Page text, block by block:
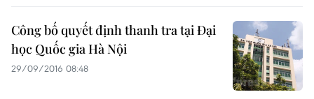
Công bố quyết định thanh tra tại Đại
học Quốc gia Hà Nội
29/09/2016 08:48